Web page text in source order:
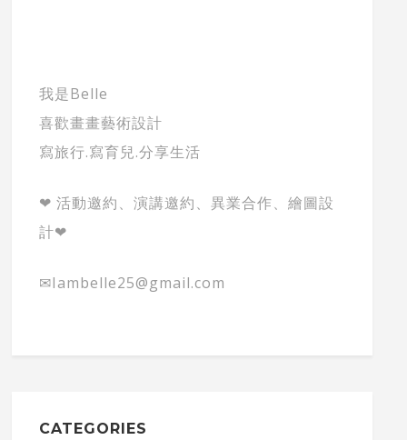
我是Belle
喜歡畫畫藝術設計
寫旅行.寫育兒.分享生活
❤ 活動邀約、演講邀約、異業合作、繪圖設
計❤
✉Iambelle25@gmail.com
CATEGORIES